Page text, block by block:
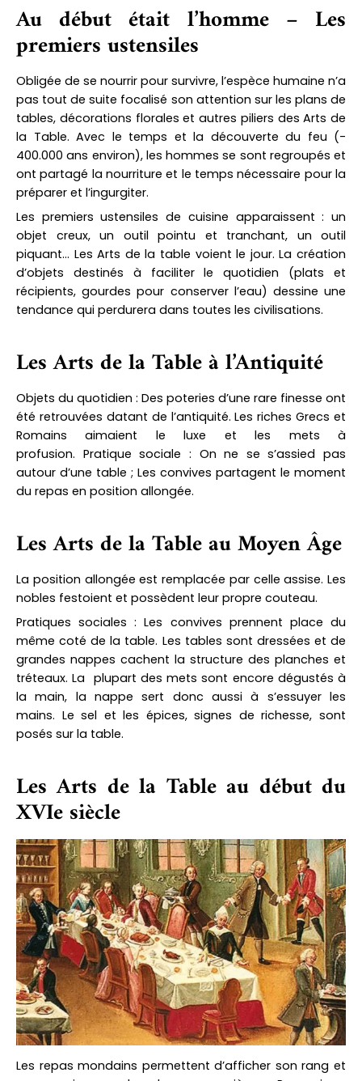
Au début était l’homme – Les
premiers ustensiles
Obligée de se nourrir pour survivre, l’espèce humaine n’a
pas tout de suite focalisé son attention sur les plans de
tables, décorations florales et autres piliers des Arts de
la Table. Avec le temps et la découverte du feu (-
400.000 ans environ), les hommes se sont regroupés et
ont partagé la nourriture et le temps nécessaire pour la
préparer et l’ingurgiter.
Les premiers ustensiles de cuisine apparaissent : un
objet creux, un outil pointu et tranchant, un outil
piquant… Les Arts de la table voient le jour.La création
d’objets destinés à faciliter le quotidien (plats et
récipients, gourdes pour conserver l’eau) dessine une
tendance qui perdurera dans toutes les civilisations.
Les Arts de la Table à l’Antiquité
Objets du quotidien : Des poteries d’une rare finesse ont
été retrouvées datant de l’antiquité. Les riches Grecs et
Romains aimaient le luxe et les mets à
profusion. Pratique sociale : On ne se s’assied pas
autour d’une table ; Les convives partagent le moment
du repas en position allongée.
Les Arts de la Table au Moyen Âge
La position allongée est remplacée par celle assise. Les
nobles festoient et possèdent leur propre couteau.
Pratiques sociales : Les convives prennent place du
même coté de la table. Les tables sont dressées et de
grandes nappes cachent la structure des planches et
tréteaux. La plupart des mets sont encore dégustés à
la main, la nappe sert donc aussi à s’essuyer les
mains. Le sel et les épices, signes de richesse, sont
posés sur la table.
Les Arts de la Table au début du
XVIe siècle
Les repas mondains permettent d’afficher son rang et